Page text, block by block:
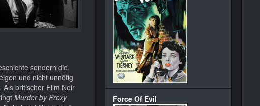
sondern die
und nicht unnötig
Als britischer Film Noir
Murder by Proxy
Force Of Evil